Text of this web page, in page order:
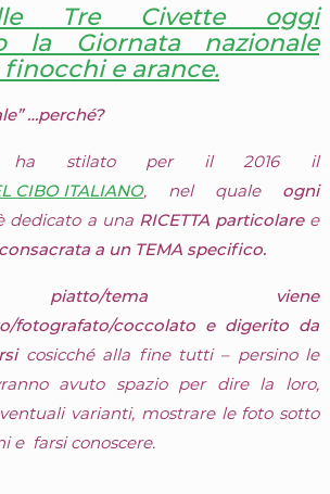
Tre Civette oggi
la Giornata nazionale
finocchi e arance.
…perché?
stilato per il 2016 il
CIBO ITALIANO, nel quale ogni
dedicato a una RICETTA particolaree
a un TEMA specifico.
piatto/tema viene
fotografato/coccolato e digerito da
cosicché alla fine tutti – persino le
avuto spazio per dire la loro,
varianti, mostrare le foto sotto
e farsi conoscere.